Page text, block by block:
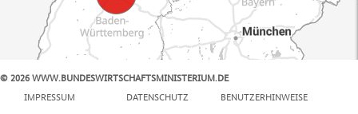
© 2026 WWW.BUNDESWIRTSCHAFTSMINISTERIUM.DE
IMPRESSUM
DATENSCHUTZ BENUTZERHINWEISE